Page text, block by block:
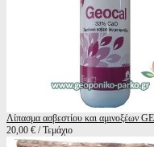
Λίπασμα ασβεστίου και αμινοξέων
20,00 € / Τεμάχιο